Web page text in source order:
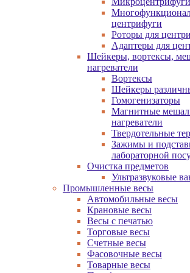
центрифуги
Роторы для
Адаптеры для
Шейкеры, вортексы,
нагреватели
Вортексы
Шейкеры
Гомогенизаторы
Магнитные
нагреватели
Твердотельные
Зажимы и
лабораторной
Очистка предметов
Ультразвуковые
Промышленные весы
Автомобильные весы
Крановые весы
Весы с печатью
Торговые весы
Счетные весы
Фасовочные весы
Товарные весы